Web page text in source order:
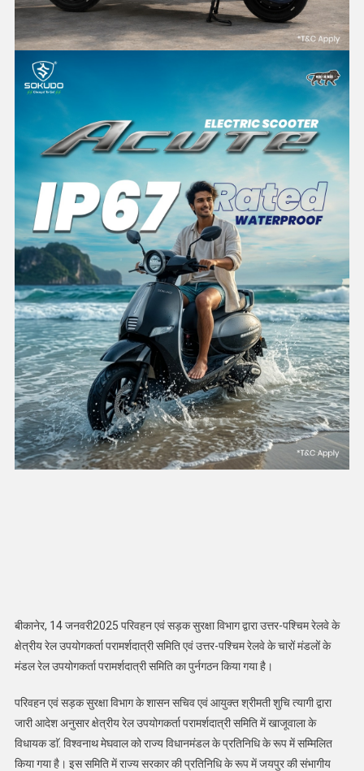
बीकानेर, 14 जनवरी2025 परिवहन एवं सड़क सुरक्षा विभाग द्वारा उत्तर-पश्चिम रेलवे के
क्षेत्रीय रेल उपयोगकर्ता परामर्शदात्री समिति एवं उत्तर-पश्चिम रेलवे के चारों मंडलों के
मंडल रेल उपयोगकर्ता परामर्शदात्री समिति का पुर्नगठन किया गया है।
परिवहन एवं सड़क सुरक्षा विभाग के शासन सचिव एवं आयुक्त श्रीमती शुचि त्यागी द्वारा
जारी आदेश अनुसार क्षेत्रीय रेल उपयोगकर्ता परामर्शदात्री समिति में खाजूवाला के
विधायक डाॅ. विश्वनाथ मेघवाल को राज्य विधानमंडल के प्रतिनिधि के रूप में सम्मिलित
किया गया है। इस समिति में राज्य सरकार की प्रतिनिधि के रूप में जयपुर की संभागीय